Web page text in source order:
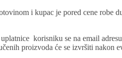
i kupac je pored cene robe
korisniku se na email
proizvoda će se izvršiti nakon